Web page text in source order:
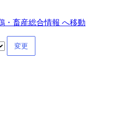
・畜産総合情報 へ移動